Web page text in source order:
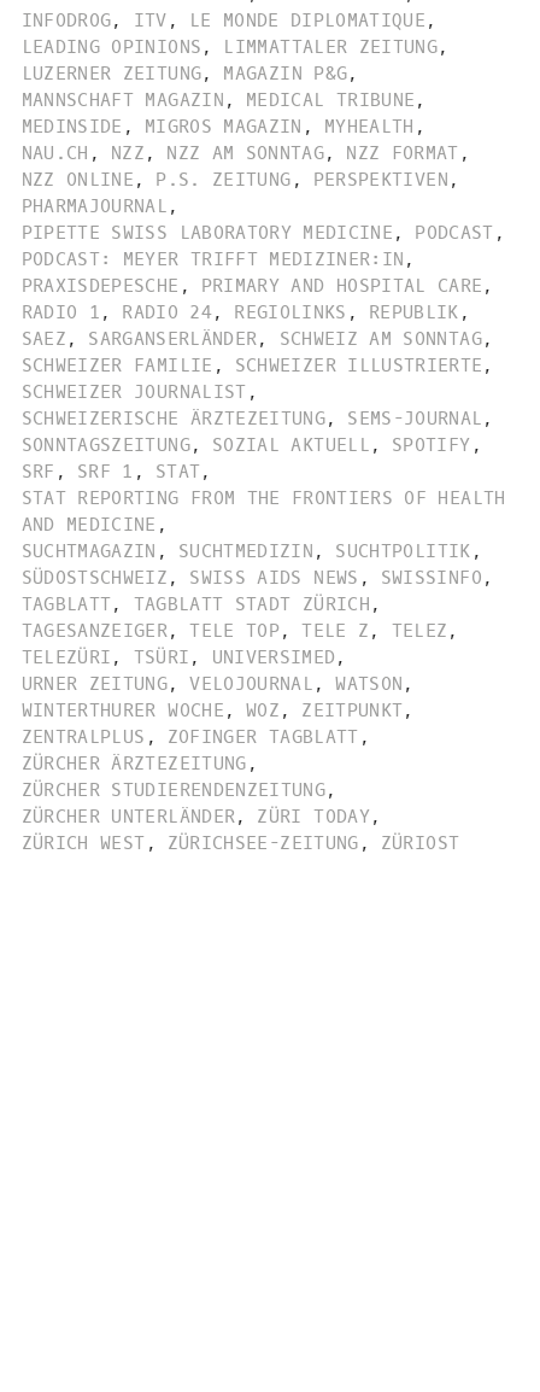
INFODROG, ITV , LE MONDE DIPLOMATIQUE ,
LEADING OPINIONS , LIMMATTALER ZEITUNG,
LUZERNER ZEITUNG, MAGAZIN P&G,
MANNSCHAFT MAGAZIN , MEDICAL TRIBUNE ,
MEDINSIDE , MIGROS MAGAZIN , MYHEALTH ,
NAU.CH , NZZ , NZZ AM SONNTAG, NZZ FORMAT ,
NZZ ONLINE , P.S. ZEITUNG , PERSPEKTIVEN ,
PHARMAJOURNAL ,
PIPETTE SWISS LABORATORY MEDICINE , PODCAST ,
PODCAST: MEYER TRIFFT MEDIZINER:IN ,
PRAXISDEPESCHE , PRIMARY AND HOSPITAL CARE ,
RADIO 1 , RADIO 24, REGIOLINKS , REPUBLIK ,
SAEZ , SARGANSERLÄNDER, SCHWEIZ AM SONNTAG,
SCHWEIZER FAMILIE , SCHWEIZER ILLUSTRIERTE ,
SCHWEIZER JOURNALIST ,
SCHWEIZERISCHE ÄRZTEZEITUNG, SEMS-JOURNAL ,
SONNTAGSZEITUNG, SOZIAL AKTUELL , SPOTIFY ,
SRF , SRF 1 , STAT,
STAT REPORTING FROM THE FRONTIERS OF HEALTH
AND MEDICINE ,
SUCHTMAGAZIN , SUCHTMEDIZIN , SUCHTPOLITIK ,
SÜDOSTSCHWEIZ , SWISS AIDS NEWS , SWISSINFO ,
TAGBLATT, TAGBLATT STADT ZÜRICH ,
TAGESANZEIGER, TELE TOP, TELE Z , TELEZ ,
TELEZÜRI , TSÜRI , UNIVERSIMED ,
URNER ZEITUNG, VELOJOURNAL , WATSON ,
WINTERTHURER WOCHE , WOZ , ZEITPUNKT,
ZENTRALPLUS , ZOFINGER TAGBLATT ,
ZÜRCHER ÄRZTEZEITUNG ,
ZÜRCHER STUDIERENDENZEITUNG,
ZÜRCHER UNTERLÄNDER, ZÜRI TODAY,
ZÜRICH WEST , ZÜRICHSEE-ZEITUNG , ZÜRIOST